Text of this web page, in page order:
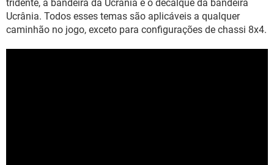
tridente, a bandeira da Ucrânia e o decalque da bandeira
Ucrânia. Todos esses temas são aplicáveis a qualquer
caminhão no jogo, exceto para configurações de chassi 8x4.